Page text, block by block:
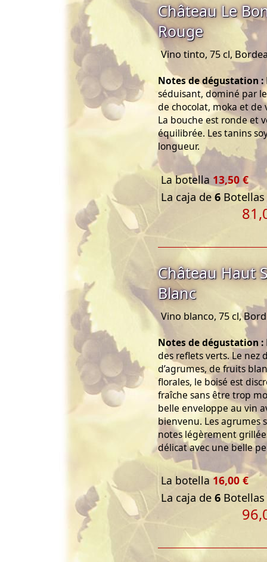
Château Le
Rouge
Vino tinto, 75 cl,
Notes de dégustation :
séduisant, dominé par
de chocolat, moka et de
La bouche est ronde et
équilibrée. Les tanins
longueur.
La botella 13,50 €
La caja de 6 Botellas
Château Haut
Blanc
Vino blanco, 75 cl,
Notes de dégustation :
des reflets verts. Le nez
d’agrumes, de fruits
florales, le boisé est
fraîche sans être trop
belle enveloppe au vin
bienvenu. Les agrumes
notes légèrement
délicat avec une belle
La botella16,00 €
La caja de 6 Botellas